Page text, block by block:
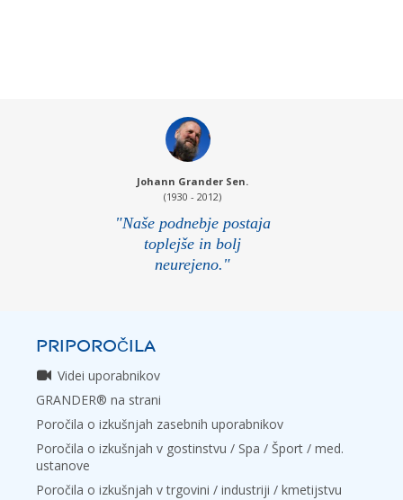
Johann Grander Sen.
(1930 - 2012)
"Naše podnebje postaja
toplejše in bolj
neurejeno."
PRIPOROČILA
Videi uporabnikov
GRANDER® na strani
Poročila o izkušnjah zasebnih uporabnikov
Poročila o izkušnjah v gostinstvu / Spa / Šport / med.
ustanove
Poročila o izkušnjah v trgovini / industriji / kmetijstvu